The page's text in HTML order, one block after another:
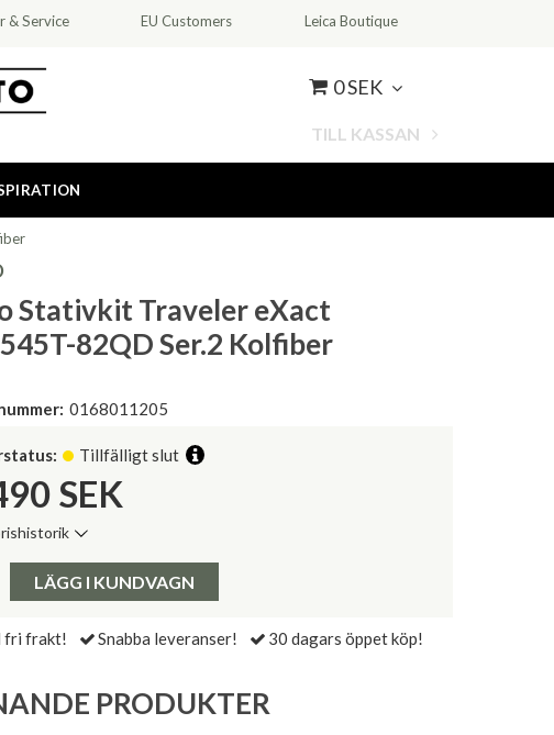
& Service EU Customers Leica Boutique
0 SEK
TILL KASSAN
Stativkit Traveler eXact
82QD Ser.2 Kolfiber
0168011205
Tillfälligt slut
SEK
Pris:
LÄGG I KUNDVAGN
fri frakt! Snabba leveranser! 30 dagars öppet köp!
PRODUKTER